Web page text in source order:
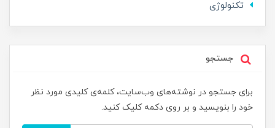
تکنولوژی
جستجو
برای جستجو در نوشته‌های وب‌سایت، کلمه‌ی کلیدی مورد نظر
خود را بنویسید و بر روی دکمه کلیک کنید.